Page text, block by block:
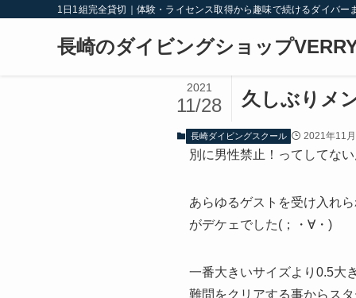
1日1組完全貸切｜体験・ライセンス取得から趣味で続けるダイバー
長崎のダイビングショップ
久しぶりメ
2021
11/28
長崎ダイビングスクール 2021年11
別に男性禁止！ってしてな
あらゆるゲストを受け入れ
がデケェでした(；・∀・)
一番大きいサイズより0.5大
難問をクリアする事からス